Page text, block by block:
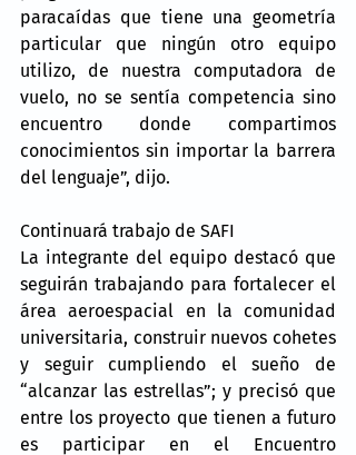
paracaídas que tiene una geometría
particular que ningún otro equipo
utilizo, de nuestra computadora de
vuelo, no se sentía competencia sino
encuentro donde compartimos
conocimientos sin importar la barrera
del lenguaje”, dijo.
Continuará trabajo de SAFI
La integrante del equipo destacó que
seguirán trabajando para fortalecer el
área aeroespacial en la comunidad
universitaria, construir nuevos cohetes
y seguir cumpliendo el sueño de
“alcanzar las estrellas”; y precisó que
entre los proyecto que tienen a futuro
es participar en el Encuentro